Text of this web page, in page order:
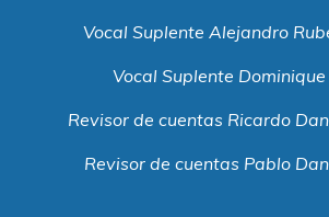
Vocal Suplente Alejandro
Vocal Suplente Dominique
Revisor de cuentas Ricardo
Revisor de cuentas Pablo